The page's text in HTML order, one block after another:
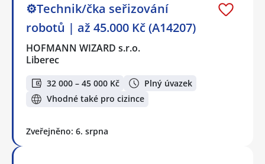
⚙️Technik/čka seřizování
robotů | až 45.000 Kč (A14207)
HOFMANN WIZARD s.r.o.
Liberec
32 000 – 45 000 Kč
Plný úvazek
Vhodné také pro cizince
Zveřejněno: 6. srpna